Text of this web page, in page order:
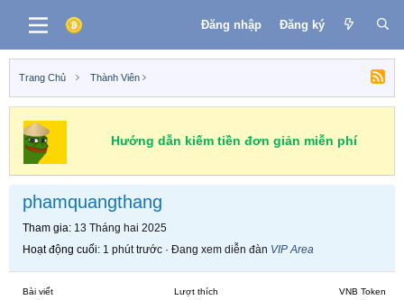
Đăng nhập Đăng ký
Trang Chủ Thành Viên
Hướng dẫn kiếm tiền đơn giản miễn phí
phamquangthang
Tham gia 13 Tháng hai 2025
Hoạt động cuối 1 phút trước · Đang xem diễn đàn VIP Area
Bài viết Lượt thích VNB Token